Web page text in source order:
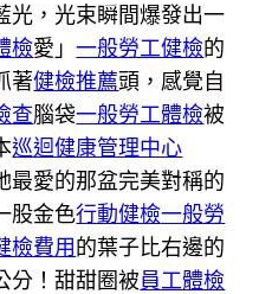
光，光束瞬間爆發出一
檢愛」一般勞工健檢的
著健檢推薦頭，感覺自
查腦袋一般勞工體檢被
巡迴健康管理中心
最愛的那盆完美對稱的
股金色行動健檢一般勞
檢費用的葉子比右邊的
分！甜甜圈被員工體檢